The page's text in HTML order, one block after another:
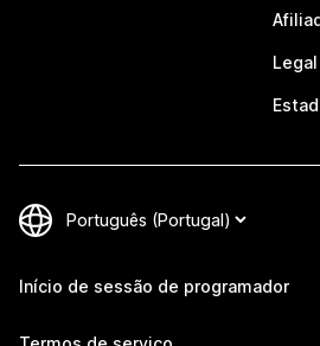
Legal
Início de sessão de programador